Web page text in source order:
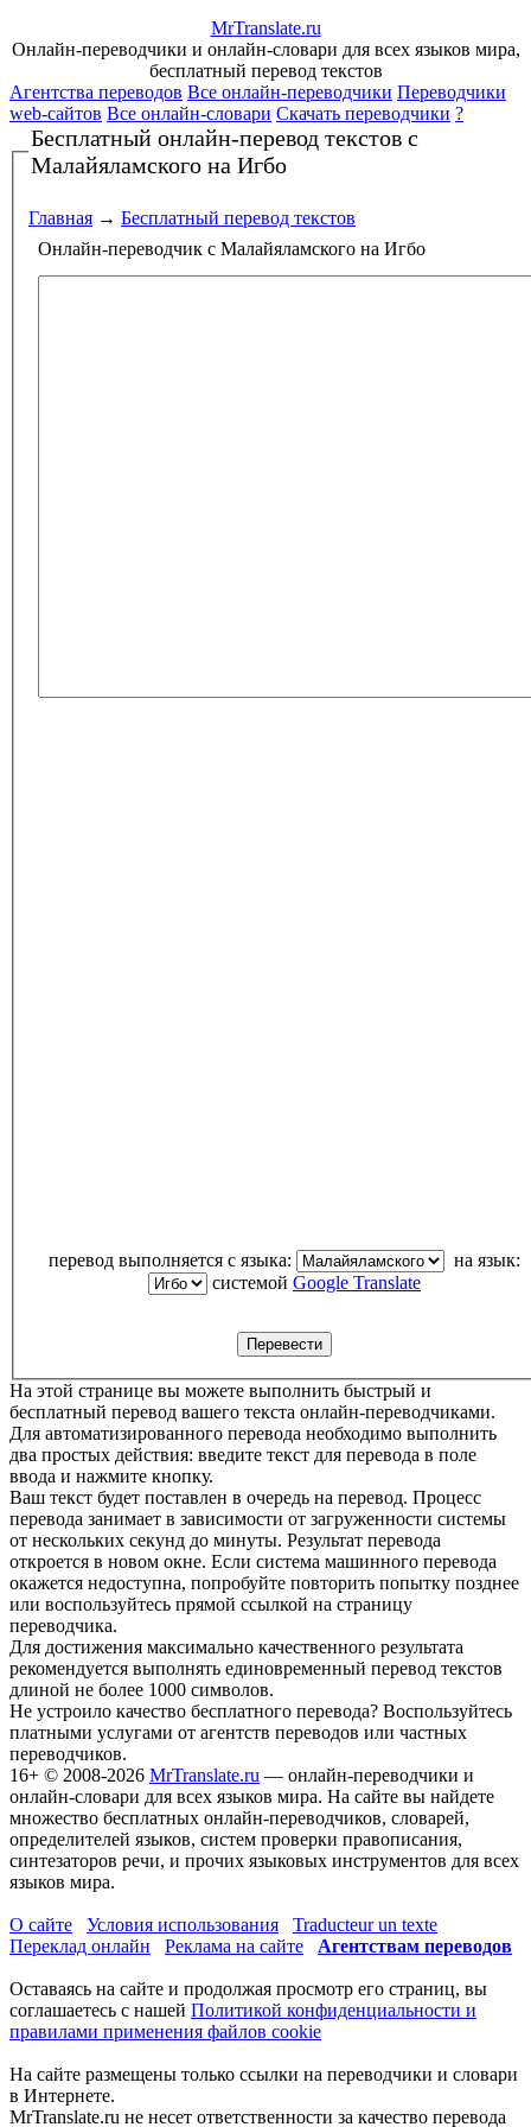
MrTranslate.ru
Онлайн-переводчики и онлайн-словари для всех языков мира,
бесплатный перевод текстов
Агентства переводов Все онлайн-переводчики Переводчики
web-сайтов Все онлайн-словари Скачать переводчики ?
Бесплатный онлайн-перевод текстов с
Малайяламского на Игбо
Главная → Бесплатный перевод текстов
Онлайн-переводчик с Малайяламского на Игбо
перевод выполняется с языка:
системой Google Translate
На этой странице вы можете выполнить быстрый и
бесплатный перевод вашего текста онлайн-переводчиками.
Для автоматизированного перевода необходимо выполнить
два простых действия: введите текст для перевода в поле
ввода и нажмите кнопку.
Ваш текст будет поставлен в очередь на перевод. Процесс
перевода занимает в зависимости от загруженности системы
от нескольких секунд до минуты. Результат перевода
откроется в новом окне. Если система машинного перевода
окажется недоступна, попробуйте повторить попытку позднее
или воспользуйтесь прямой ссылкой на страницу
переводчика.
Для достижения максимально качественного результата
рекомендуется выполнять единовременный перевод текстов
длиной не более 1000 символов.
Не устроило качество бесплатного перевода? Воспользуйтесь
платными услугами от агентств переводов или частных
переводчиков.
16+ © 2008-2026 MrTranslate.ru — онлайн-переводчики и
онлайн-словари для всех языков мира. На сайте вы найдете
множество бесплатных онлайн-переводчиков, словарей,
определителей языков, систем проверки правописания,
синтезаторов речи, и прочих языковых инструментов для всех
языков мира.
О сайте Условия использования
Traducteur un texte
Переклад онлайн
Реклама на сайте Агентствам переводов
Оставаясь на сайте и продолжая просмотр его страниц, вы
соглашаетесь с нашей Политикой конфиденциальности и
правилами применения файлов cookie
На сайте размещены только ссылки на переводчики и словари
в Интернете.
MrTranslate.ru не несет ответственности за качество перевода